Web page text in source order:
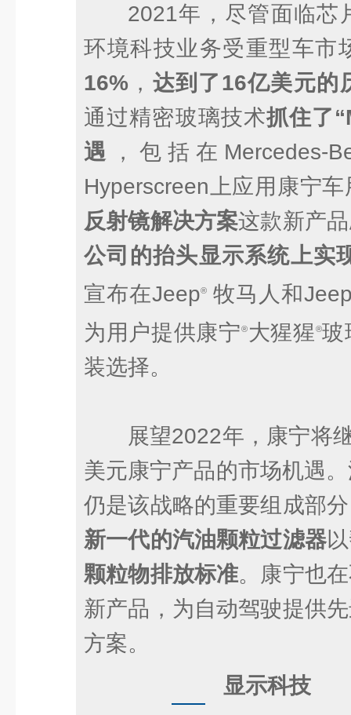
2021年，尽管面临芯
环境科技业务受重型车市
16% ， 达到了16亿美元的
通过精密玻璃技术抓住了
遇
，包括在Mercedes-
Hyperscreen上应用康宁
反射镜解决方案这款新产
公司的抬头显示系统上实
宣布在Jeep®牧马人和
为用户提供康宁®大猩猩®玻
装选择。
展望2022年，康宁将
美元康宁产品的市场机遇
仍是该战略的重要组成部
新一代的汽油颗粒过滤器
颗粒物排放标准。康宁也
新产品，为自动驾驶提供
方案。
显示科技